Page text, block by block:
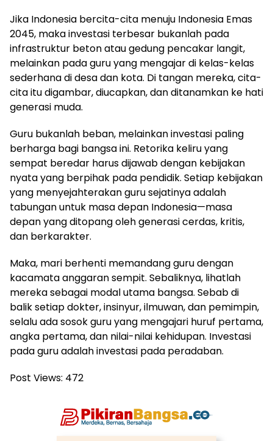
Jika Indonesia bercita-cita menuju Indonesia Emas
2045, maka investasi terbesar bukanlah pada
infrastruktur beton atau gedung pencakar langit,
melainkan pada guru yang mengajar di kelas-kelas
sederhana di desa dan kota. Di tangan mereka, cita-
cita itu digambar, diucapkan, dan ditanamkan ke hati
generasi muda.
Guru bukanlah beban, melainkan investasi paling
berharga bagi bangsa ini. Retorika keliru yang
sempat beredar harus dijawab dengan kebijakan
nyata yang berpihak pada pendidik. Setiap kebijakan
yang menyejahterakan guru sejatinya adalah
tabungan untuk masa depan Indonesia—masa
depan yang ditopang oleh generasi cerdas, kritis,
dan berkarakter.
Maka, mari berhenti memandang guru dengan
kacamata anggaran sempit. Sebaliknya, lihatlah
mereka sebagai modal utama bangsa. Sebab di
balik setiap dokter, insinyur, ilmuwan, dan pemimpin,
selalu ada sosok guru yang mengajari huruf pertama,
angka pertama, dan nilai-nilai kehidupan. Investasi
pada guru adalah investasi pada peradaban.
Post Views: 472